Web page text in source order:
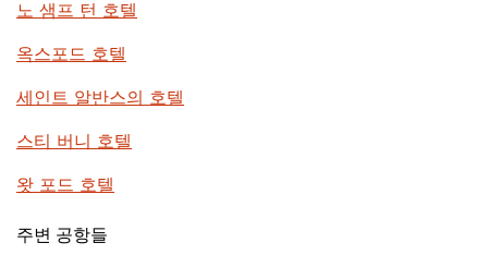
노 샘프 턴 호텔
옥스포드 호텔
세인트 알반스의 호텔
스티 버니 호텔
왓 포드 호텔
주변 공항들